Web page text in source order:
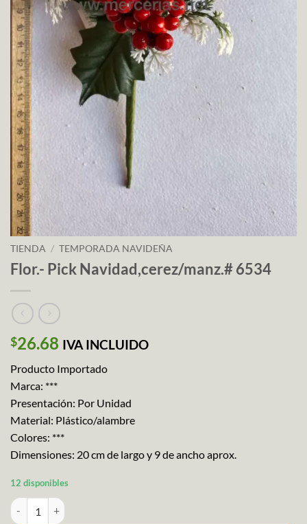
TIENDA / TEMPORADA NAVIDEÑA
Flor.- Pick Navidad,cerez/manz.# 6534
$26.68 IVA INCLUIDO
Producto Importado
Marca: ***
Presentación: Por Unidad
Material: Plástico/alambre
Colores: ***
Dimensiones: 20 cm de largo y 9 de ancho aprox.
12 disponibles
Flor.- Pick Navidad,cerez/manz.# 6534 cantidad